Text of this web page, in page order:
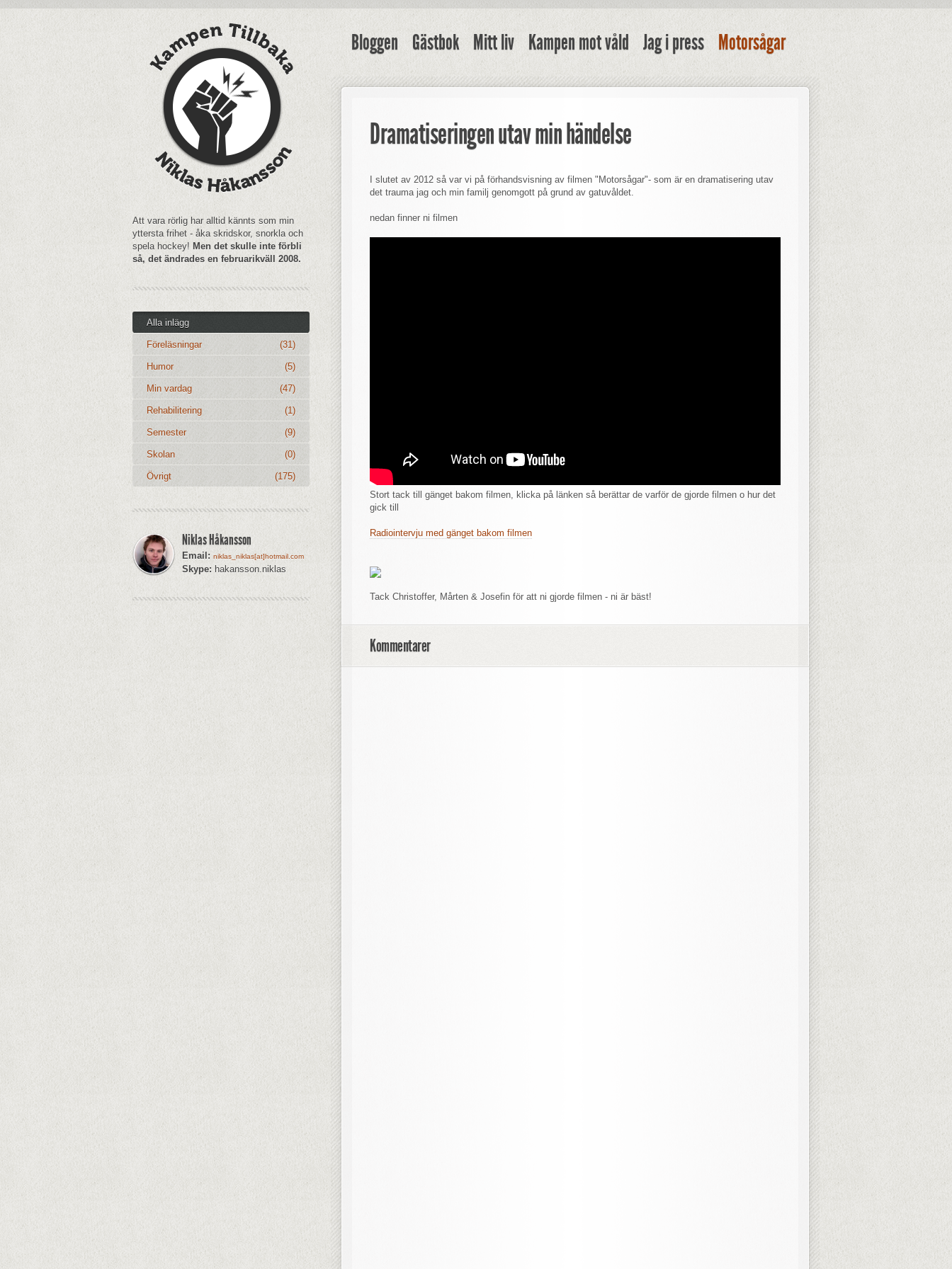
Att vara rörlig har alltid kännts som min
yttersta frihet - åka skridskor, snorkla och
spela hockey! Men det skulle inte förbli
så, det ändrades en februarikväll 2008.
Alla inlägg
Föreläsningar (31)
Humor (5)
Min vardag (47)
Rehabilitering (1)
Semester (9)
Skolan (0)
Övrigt (175)
Niklas Håkansson
Email: niklas_niklas[at]hotmail.com
Skype: hakansson.niklas
Bloggen Gästbok Mitt liv Kampen mot våld Jag i press Motorsågar
Dramatiseringen utav min händelse
I slutet av 2012 så var vi på förhandsvisning av filmen "Motorsågar"- som är en dramatisering utav
det trauma jag och min familj genomgott på grund av gatuvåldet.
nedan finner ni filmen
Stort tack till gänget bakom filmen, klicka på länken så berättar de varför de gjorde filmen o hur det
gick till
Radiointervju med gänget bakom filmen
Tack Christoffer, Mårten & Josefin för att ni gjorde filmen - ni är bäst!
Kommentarer